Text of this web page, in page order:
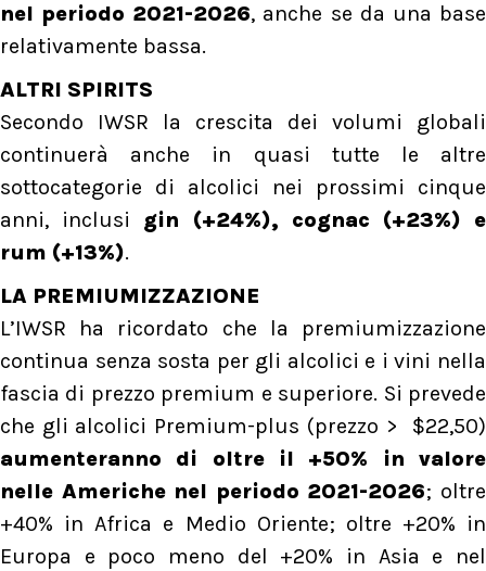
nel periodo 2021-2026, anche se da una base
relativamente bassa.
ALTRI SPIRITS
Secondo IWSR la crescita dei volumi globali
continuerà anche in quasi tutte le altre
sottocategorie di alcolici nei prossimi cinque
anni, inclusi gin (+24%), cognac (+23%) e
rum (+13%).
LA PREMIUMIZZAZIONE
L’IWSR ha ricordato che la premiumizzazione
continua senza sosta per gli alcolici e i vini nella
fascia di prezzo premium e superiore. Si prevede
che gli alcolici Premium-plus (prezzo > $22,50)
aumenteranno di oltre il +50% in valore
nelle Americhe nel periodo 2021-2026; oltre
+40% in Africa e Medio Oriente; oltre +20% in
Europa e poco meno del +20% in Asia e nel